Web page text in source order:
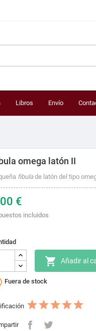
Libros Envío
omega latón II
fibulade latón del tipo
€
incluidos
 Añadir al
Fuera de stock